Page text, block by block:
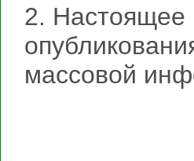
2. Настоящее
массовой